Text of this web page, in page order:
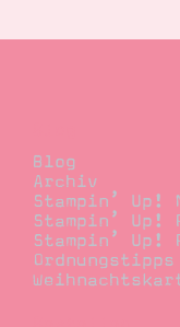
Blog
Archiv
Stampin’ Up!
Stampin’
Stampin’ Up!
Ordnungstipps